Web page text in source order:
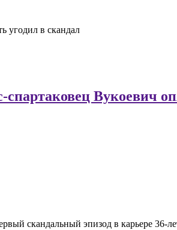
угодил в скандал
Вукоевич
скандальный эпизод в карьере 36-